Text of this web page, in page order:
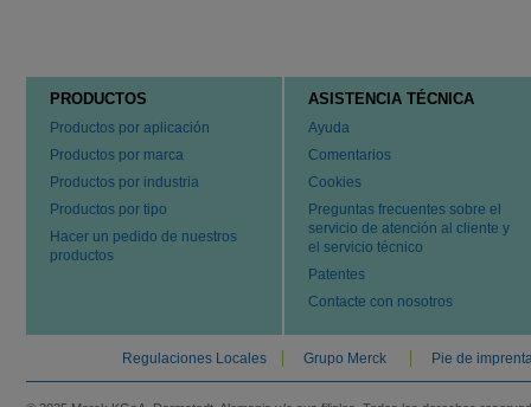
PRODUCTOS
Productos por aplicación
Productos por marca
Productos por industria
Productos por tipo
Hacer un pedido de nuestros
productos
ASISTENCIA TÉCNICA
Ayuda
Comentarios
Cookies
Preguntas frecuentes sobre el
servicio de atención al cliente y
el servicio técnico
Patentes
Contacte con nosotros
Regulaciones Locales Grupo Merck Pie de